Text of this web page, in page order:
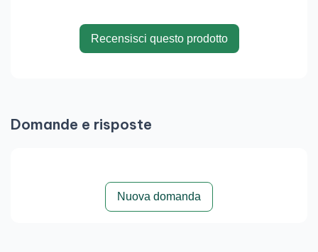
Recensisci questo prodotto
Domande e risposte
Nuova domanda